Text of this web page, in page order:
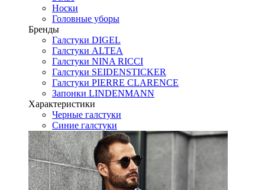
Носки
Головные уборы
Бренды
Галстуки DIGEL
Галстуки ALTEA
Галстуки NINA RICCI
Галстуки SEIDENSTICKER
Галстуки PIERRE CLARENCE
Запонки LINDENMANN
Характеристики
Черные галстуки
Синие галстуки